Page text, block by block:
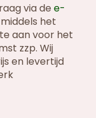
via dee-
het
aan voor het
zzp. Wij
en levertijd